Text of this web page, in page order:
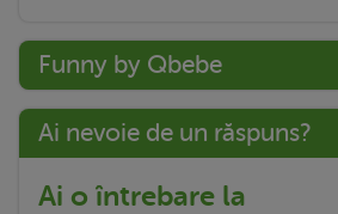
Funny by Qbebe
Ai nevoie de un răspuns?
Ai o întrebare la